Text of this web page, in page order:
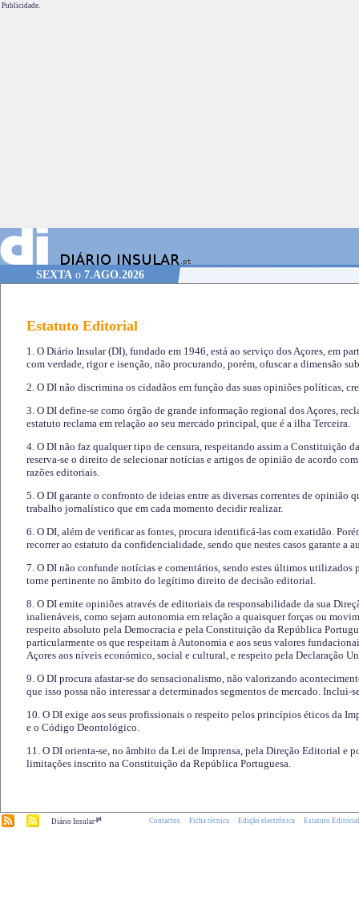
Publicidade.
SEXTA o 7.AGO.2026
Estatuto Editorial
1. O Diário Insular (DI), fundado em 1946, está ao serviço dos Açores, em
com verdade, rigor e isenção, não procurando, porém, ofuscar a dimensão
2. O DI não discrimina os cidadãos em função das suas opiniões políticas,
3. O DI define-se como órgão de grande informação regional dos Açores,
estatuto reclama em relação ao seu mercado principal, que é a ilha Terceira.
4. O DI não faz qualquer tipo de censura, respeitando assim a Constituição
reserva-se o direito de selecionar notícias e artigos de opinião de acordo
razões editoriais.
5. O DI garante o confronto de ideias entre as diversas correntes de opinião
trabalho jornalístico que em cada momento decidir realizar.
6. O DI, além de verificar as fontes, procura identificá-las com exatidão.
recorrer ao estatuto da confidencialidade, sendo que nestes casos garante a
7. O DI não confunde notícias e comentários, sendo estes últimos utilizados
torne pertinente no âmbito do legítimo direito de decisão editorial.
8. O DI emite opiniões através de editoriais da responsabilidade da sua
inalienáveis, como sejam autonomia em relação a quaisquer forças ou
respeito absoluto pela Democracia e pela Constituição da República
particularmente os que respeitam à Autonomia e aos seus valores
Açores aos níveis económico, social e cultural, e respeito pela Declaração
9. O DI procura afastar-se do sensacionalismo, não valorizando
que isso possa não interessar a determinados segmentos de mercado.
10. O DI exige aos seus profissionais o respeito pelos princípios éticos da
e o Código Deontológico.
11. O DI orienta-se, no âmbito da Lei de Imprensa, pela Direção Editorial e
limitações inscrito na Constituição da República Portuguesa.
Diário Insular.pt Contactos Ficha técnica Edição electrónica Estatuto Editorial